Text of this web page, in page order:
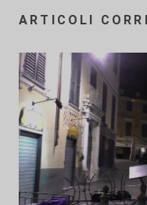
ARTICOLI